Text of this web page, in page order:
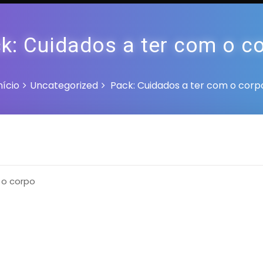
Cuidados a ter com o
Uncategorized Pack: Cuidados a ter com o
corpo